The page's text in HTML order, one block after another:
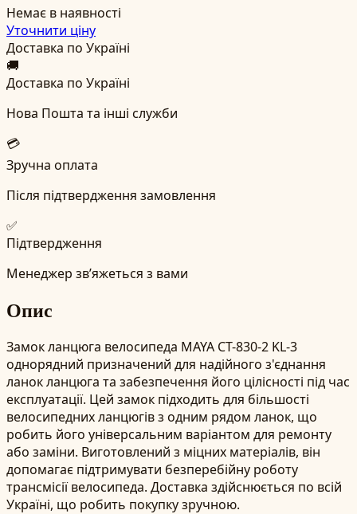
Немає в наявності
Уточнити ціну
Доставка по Україні
🚚
Доставка по Україні
Нова Пошта та інші служби
💳
Зручна оплата
Після підтвердження замовлення
✅
Підтвердження
Менеджер зв’яжеться з вами
Опис
Замок ланцюга велосипеда MAYA CT-830-2 KL-3
однорядний призначений для надійного з'єднання
ланок ланцюга та забезпечення його цілісності під час
експлуатації. Цей замок підходить для більшості
велосипедних ланцюгів з одним рядом ланок, що
робить його універсальним варіантом для ремонту
або заміни. Виготовлений з міцних матеріалів, він
допомагає підтримувати безперебійну роботу
трансмісії велосипеда. Доставка здійснюється по всій
Україні, що робить покупку зручною.